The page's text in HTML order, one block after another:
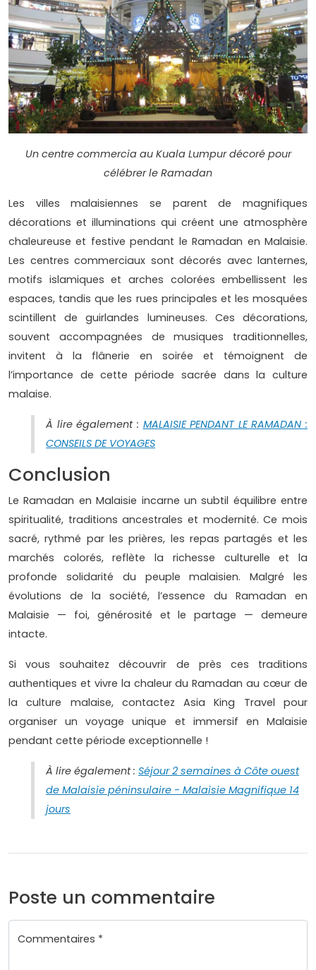
Un centre commercia au Kuala Lumpur décoré pour
célébrer le Ramadan
Les villes malaisiennes se parent de magnifiques
décorations et illuminations qui créent une atmosphère
chaleureuse et festive pendant le Ramadan en Malaisie.
Les centres commerciaux sont décorés avec lanternes,
motifs islamiques et arches colorées embellissent les
espaces, tandis que les rues principales et les mosquées
scintillent de guirlandes lumineuses. Ces décorations,
souvent accompagnées de musiques traditionnelles,
invitent à la flânerie en soirée et témoignent de
l’importance de cette période sacrée dans la culture
malaise.
À lire également : MALAISIE PENDANT LE RAMADAN :
CONSEILS DE VOYAGES
Conclusion
Le Ramadan en Malaisie incarne un subtil équilibre entre
spiritualité, traditions ancestrales et modernité. Ce mois
sacré, rythmé par les prières, les repas partagés et les
marchés colorés, reflète la richesse culturelle et la
profonde solidarité du peuple malaisien. Malgré les
évolutions de la société, l’essence du Ramadan en
Malaisie — foi, générosité et le partage — demeure
intacte.
Si vous souhaitez découvrir de près ces traditions
authentiques et vivre la chaleur du Ramadan au cœur de
la culture malaise, contactez Asia King Travel pour
organiser un voyage unique et immersif en Malaisie
pendant cette période exceptionnelle !
À lire également : Séjour 2 semaines à Côte ouest
de Malaisie péninsulaire - Malaisie Magnifique 14
jours
Poste un commentaire
Commentaires *